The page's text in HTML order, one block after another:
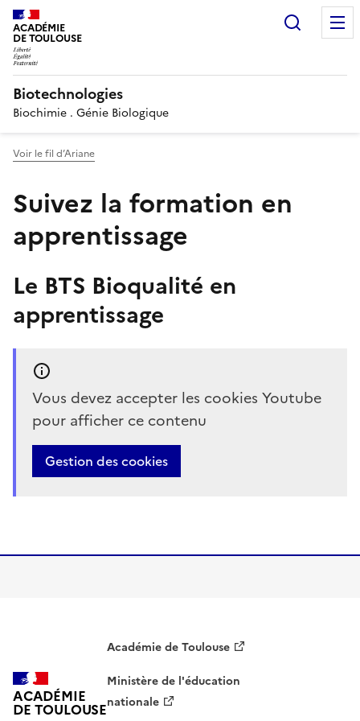
ACADÉMIE
DE TOULOUSE
Biotechnologies
Biochimie . Génie Biologique
Voir le fil d’Ariane
Suivez la formation en
apprentissage
Le BTS Bioqualité en
apprentissage
Vous devez accepter les cookies Youtube
pour afficher ce contenu
Gestion des cookies
ACADÉMIE
DE TOULOUSE
Académie de Toulouse
Ministère de l'éducation
nationale